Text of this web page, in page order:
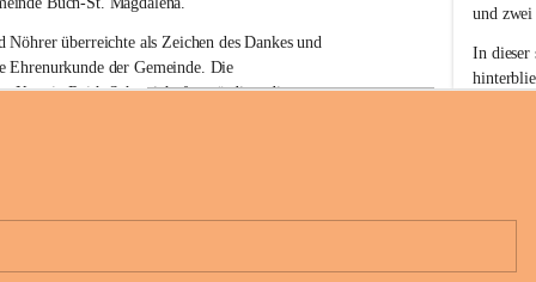
Nöhrer überreichte als Zeichen des Dankes und
Ehrenurkunde der Gemeinde. Die
Kerstin Raith-Schweighofer würdigte die
+6
a
e
n
a
und
In dieser